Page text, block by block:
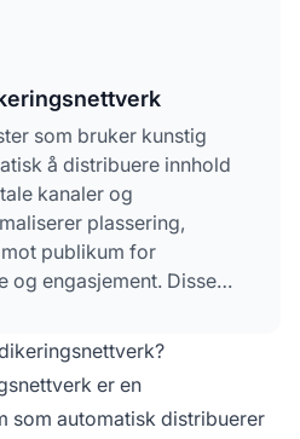
som bruker kunstig
å distribuere innhold
kanaler og
plassering,
publikum for
og engasjement. Disse
distribusjonsstrategier
riktig publikum
på det optimale
er en
som automatisk distribuerer